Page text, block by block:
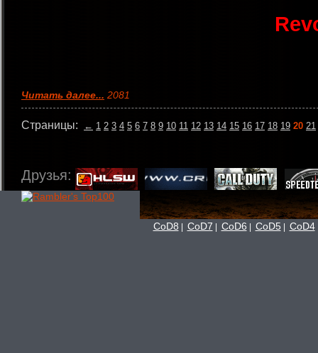
Читать далее... 2081
Страницы: ← 1 2 3 4 5 6 7 8 9 10 11 12 13 14 15 16 17 18 19 20 21
Друзья:
CoD8 CoD7 CoD6 CoD5 CoD4